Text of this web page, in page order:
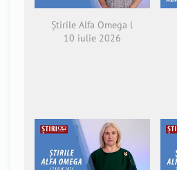
Știrile Alfa Omega l
10 iulie 2026